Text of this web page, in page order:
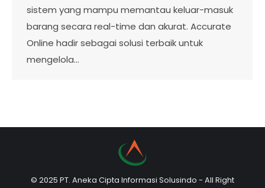
sistem yang mampu memantau keluar-masuk
barang secara real-time dan akurat. Accurate
Online hadir sebagai solusi terbaik untuk
mengelola…
© 2025 PT. Aneka Cipta Informasi Solusindo - All Right